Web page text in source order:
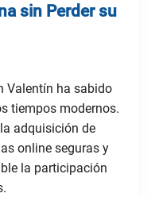
sin Perder su
Valentín ha sabido
tiempos modernos.
adquisición de
online seguras y
la participación